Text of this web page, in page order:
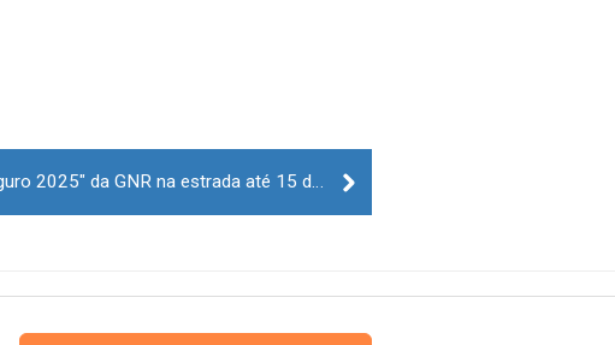
Operação "Verão Seguro 2025" da GNR na estrada até 15 de setembro